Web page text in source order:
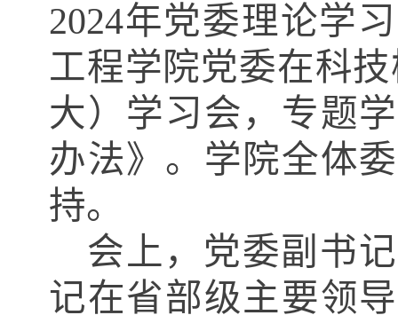
2024年党委理论学
工程学院党委在科
大）学习会，专题
办法》。学院全体
持。
会上， 党委副书
记在省部级主要领